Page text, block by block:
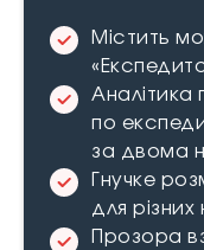
Містить
Аналітика
по
за двома
Гнучке
для
Прозора